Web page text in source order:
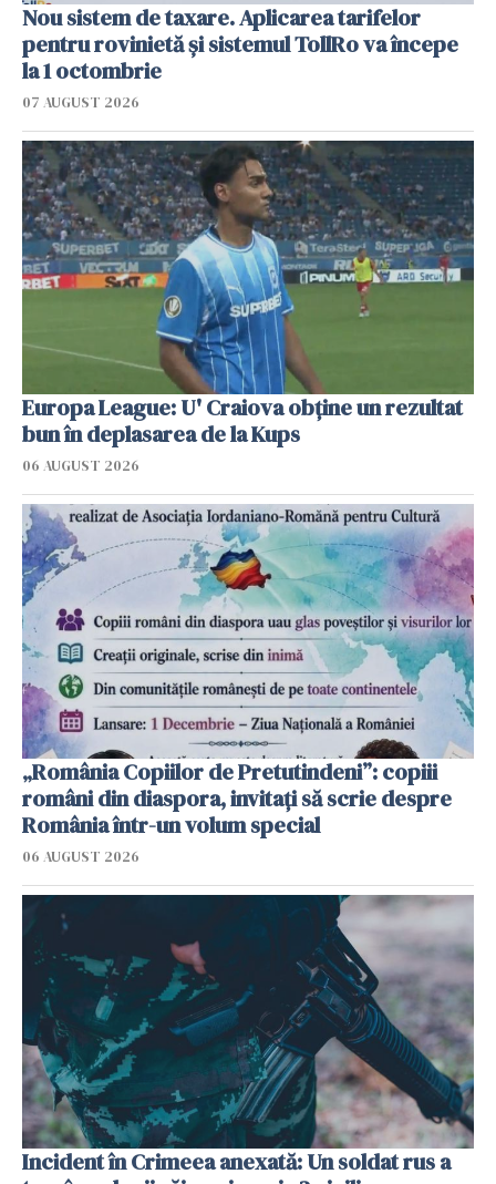
Nou sistem de taxare. Aplicarea tarifelor
pentru rovinietă şi sistemul TollRo va începe
la 1 octombrie
07 AUGUST 2026
Europa League: U' Craiova obține un rezultat
bun în deplasarea de la Kups
06 AUGUST 2026
„România Copiilor de Pretutindeni”: copiii
români din diaspora, invitați să scrie despre
România într-un volum special
06 AUGUST 2026
Incident în Crimeea anexată: Un soldat rus a